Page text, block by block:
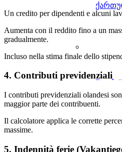
Un credito per dipendenti e alcuni
Aumenta con il reddito fino a un
gradualmente.
Incluso nella stima finale dello
4. Contributi previdenziali
I contributi previdenziali olandesi
maggior parte dei contribuenti.
Il calcolatore applica le corrette
massime.
5. Indennità ferie